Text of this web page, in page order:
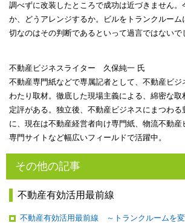
調べずに改装したところで成功は近づきません。
か、どうアレンジするか。ビルをトランクルー
切なのはその判断であるといって過言ではないで
不動産ビジネスライター 久保純一 氏
不動産専門紙などで専属記者として、不動産ビジ
わたり取材。徹底した現場主義による、綿密な取
定評がある。独立後、不動産ビジネスにまつわ
に、現在は不動産経営者向け専門紙、物流不動産
専門サイトなど幅広いフィールドで活躍中。
その他の記事
不動産有効活用最前線
不動産有効活用最前線 ～トランクルームを